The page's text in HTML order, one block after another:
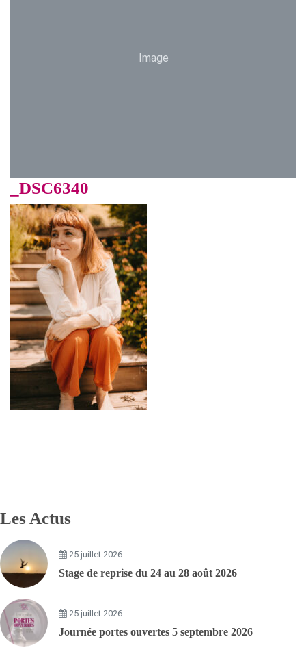
Image
_DSC6340
Les Actus
25 juillet 2026
Stage de reprise du 24 au 28 août 2026
25 juillet 2026
Journée portes ouvertes 5 septembre 2026